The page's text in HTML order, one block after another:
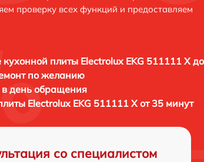
проверку всех функций и предоставляем
кухонной плиты Electrolux EKG 511111 X
по желанию
в день обращения
Electrolux EKG 511111 X от 35 минут
со специалистом